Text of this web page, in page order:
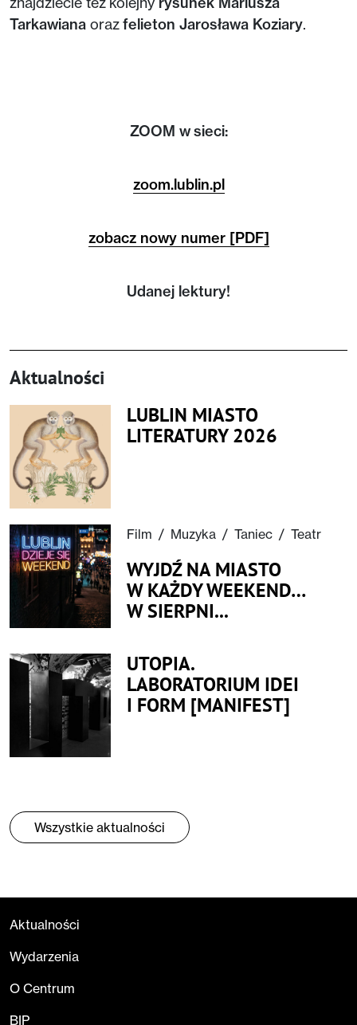
Tarkawiana orazfelieton Jarosława Koziary.
ZOOM w sieci:
zoom.lublin.pl
zobacz nowy numer [PDF]
Udanej lektury!
Aktualności
LUBLIN MIASTO
LITERATURY 2026
Film / Muzyka / Taniec / Teatr
WYJDŹ NA MIASTO
W KAŻDY WEEKEND…
W SIERPNI...
UTOPIA.
LABORATORIUM IDEI
I FORM [MANIFEST]
Wszystkie aktualności
Aktualności
Wydarzenia
O Centrum
BIP